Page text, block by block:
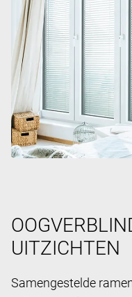
UITZICHTEN
Samengestelde